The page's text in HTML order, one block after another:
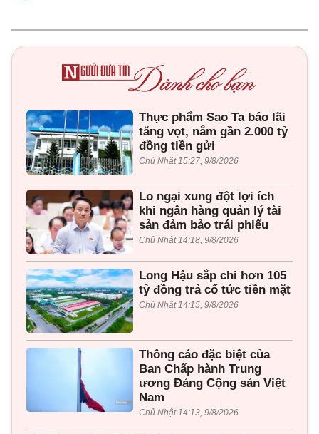
Thực phẩm Sao Ta báo lãi
tăng vọt, nắm gần 2.000 tỷ
đồng tiền gửi
Chủ Nhật 15:27, 9/8/2026
Lo ngại xung đột lợi ích
khi ngân hàng quản lý tài
sản đảm bảo trái phiếu
Chủ Nhật 14:18, 9/8/2026
Long Hậu sắp chi hơn 105
tỷ đồng trả cổ tức tiền mặt
Chủ Nhật 14:15, 9/8/2026
Thông cáo đặc biệt của
Ban Chấp hành Trung
ương Đảng Cộng sản Việt
Nam
Chủ Nhật 14:13, 9/8/2026